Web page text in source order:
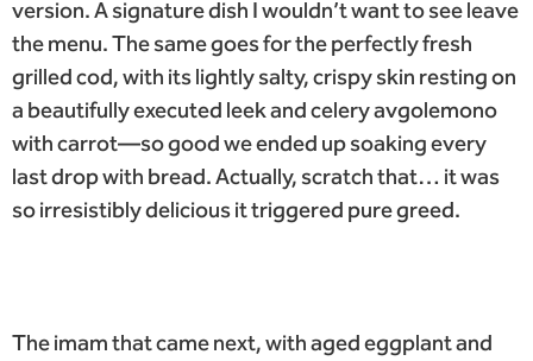
version. A signature dish I wouldn’t want to see leave
the menu. The same goes for the perfectly fresh
grilled cod, with its lightly salty, crispy skin resting on
a beautifully executed leek and celery avgolemono
with carrot—so good we ended up soaking every
last drop with bread. Actually, scratch that… it was
so irresistibly delicious it triggered pure greed.
The imam that came next, with aged eggplant and